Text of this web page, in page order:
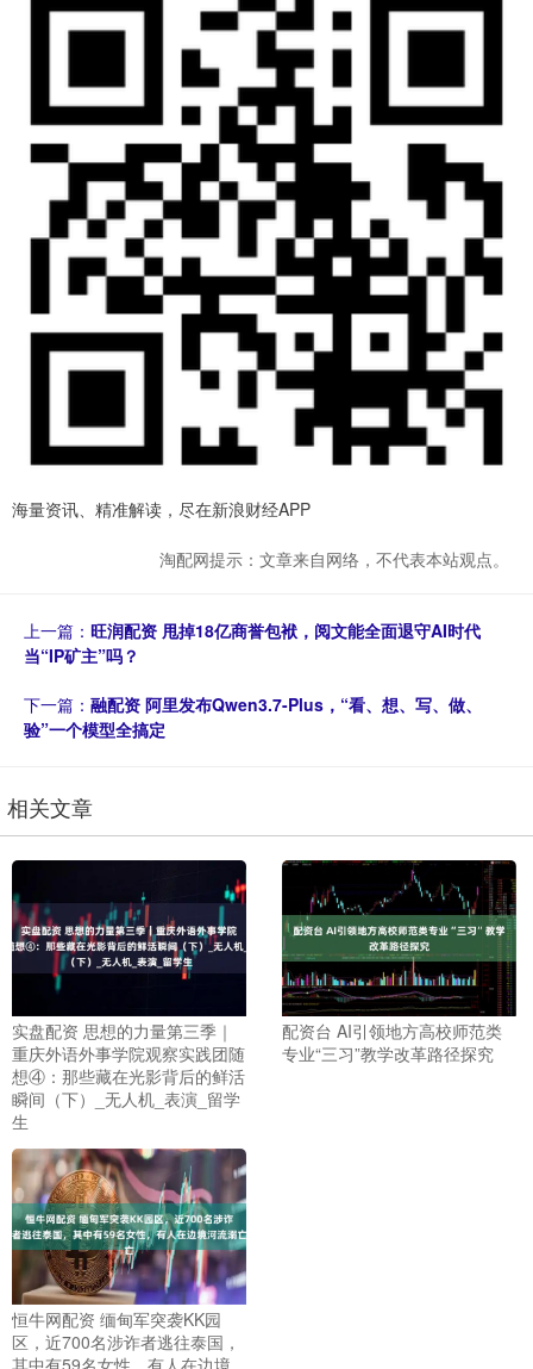
海量资讯、精准解读，尽在新浪财经APP
淘配网提示：文章来自网络，不代表本站观点。
上一篇： 旺润配资 甩掉18亿商誉包袱，阅文能全面退守AI时代
当“IP矿主”吗？
下一篇： 融配资 阿里发布Qwen3.7-Plus，“看、想、写、做、
验”一个模型全搞定
相关文章
实盘配资 思想的力量第三季｜
重庆外语外事学院观察实践团随
想④：那些藏在光影背后的鲜活
瞬间（下）_无人机_表演_留学
生
配资台 AI引领地方高校师范类
专业“三习”教学改革路径探究
恒牛网配资 缅甸军突袭KK园
区，近700名涉诈者逃往泰国，